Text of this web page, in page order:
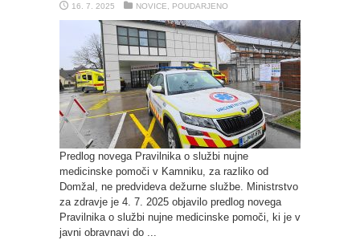
16. 7. 2025 NOVICE POUDARJENO
Predlog novega Pravilnika o službi nujne
medicinske pomoči v Kamniku, za razliko od
Domžal, ne predvideva dežurne službe. Ministrstvo
za zdravje je 4. 7. 2025 objavilo predlog novega
Pravilnika o službi nujne medicinske pomoči, ki je v
javni obravnavi do ...